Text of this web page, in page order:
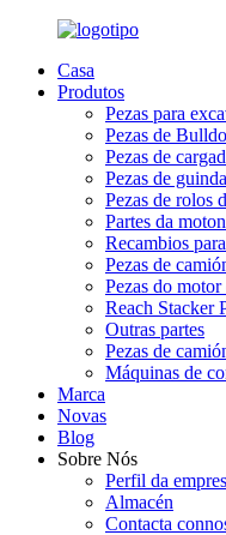
Casa
Produtos
Pezas para
Pezas de
Pezas de
Pezas de
Pezas de rolos
Partes da
Recambios
Pezas de
Pezas do
Reach Stacker
Outras partes
Pezas de
Máquinas de
Marca
Novas
Blog
Sobre Nós
Perfil da
Almacén
Contacta